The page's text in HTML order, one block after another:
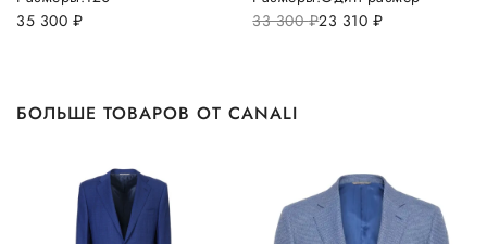
35 300 руб.
33 300руб.23 310 руб.
БОЛЬШЕ ТОВАРОВ ОТ CANALI